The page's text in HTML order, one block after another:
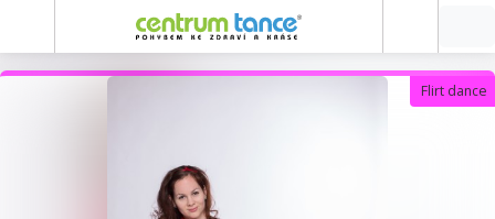
Flirt dance